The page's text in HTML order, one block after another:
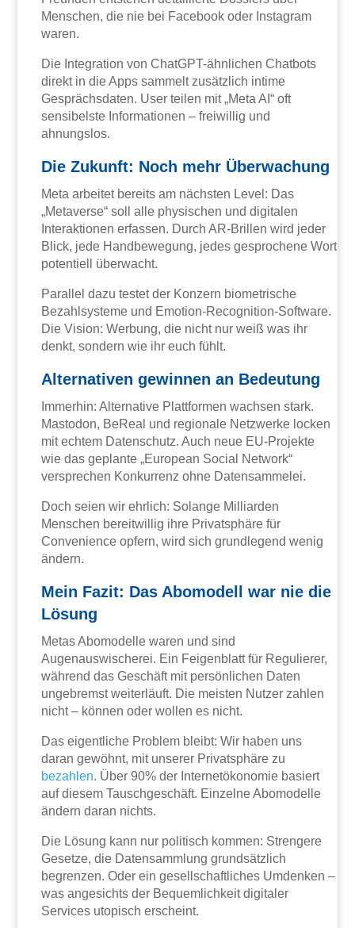
Menschen, die nie bei Facebook oder Instagram
waren.
Die Integration von ChatGPT-ähnlichen Chatbots
direkt in die Apps sammelt zusätzlich intime
Gesprächsdaten. User teilen mit „Meta AI“ oft
sensibelste Informationen – freiwillig und
ahnungslos.
Die Zukunft: Noch mehr Überwachung
Meta arbeitet bereits am nächsten Level: Das
„Metaverse“ soll alle physischen und digitalen
Interaktionen erfassen. Durch AR-Brillen wird jeder
Blick, jede Handbewegung, jedes gesprochene Wort
potentiell überwacht.
Parallel dazu testet der Konzern biometrische
Bezahlsysteme und Emotion-Recognition-Software.
Die Vision: Werbung, die nicht nur weiß was ihr
denkt, sondern wie ihr euch fühlt.
Alternativen gewinnen an Bedeutung
Immerhin: Alternative Plattformen wachsen stark.
Mastodon, BeReal und regionale Netzwerke locken
mit echtem Datenschutz. Auch neue EU-Projekte
wie das geplante „European Social Network“
versprechen Konkurrenz ohne Datensammelei.
Doch seien wir ehrlich: Solange Milliarden
Menschen bereitwillig ihre Privatsphäre für
Convenience opfern, wird sich grundlegend wenig
ändern.
Mein Fazit: Das Abomodell war nie die
Lösung
Metas Abomodelle waren und sind
Augenauswischerei. Ein Feigenblatt für Regulierer,
während das Geschäft mit persönlichen Daten
ungebremst weiterläuft. Die meisten Nutzer zahlen
nicht – können oder wollen es nicht.
Das eigentliche Problem bleibt: Wir haben uns
daran gewöhnt, mit unserer Privatsphäre zu
bezahlen. Über 90% der Internetökonomie basiert
auf diesem Tauschgeschäft. Einzelne Abomodelle
ändern daran nichts.
Die Lösung kann nur politisch kommen: Strengere
Gesetze, die Datensammlung grundsätzlich
begrenzen. Oder ein gesellschaftliches Umdenken –
was angesichts der Bequemlichkeit digitaler
Services utopisch erscheint.